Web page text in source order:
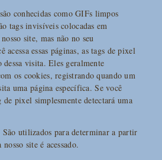
conhecidas como GIFs limpos
tags invisíveis colocadas em
site, mas não no seu
acessa essas páginas, as tags de pixel
visita. Eles geralmente
os cookies, registrando quando um
uma página específica. Se você
pixel simplesmente detectará uma
São utilizados para determinar a partir
site é acessado.